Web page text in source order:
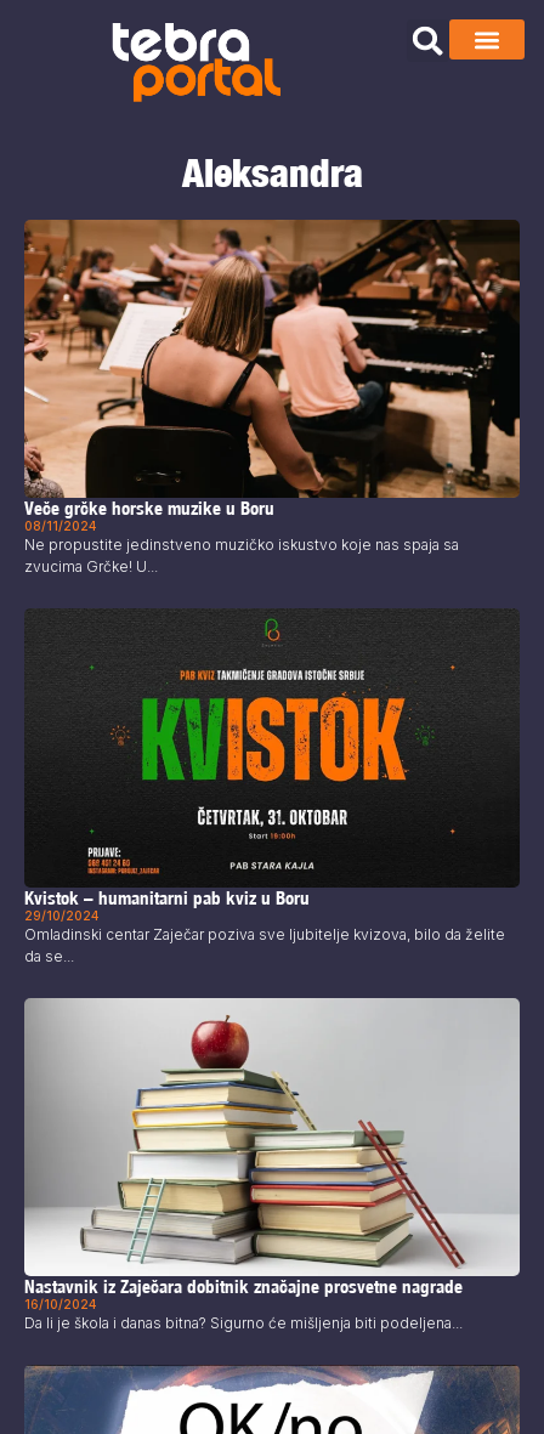
Aleksandra
Veče grčke horske muzike u Boru
08/11/2024
Ne propustite jedinstveno muzičko iskustvo koje nas spaja sa
zvucima Grčke! U...
Kvistok – humanitarni pab kviz u Boru
29/10/2024
Omladinski centar Zaječar poziva sve ljubitelje kvizova, bilo da želite
da se...
Nastavnik iz Zaječara dobitnik značajne prosvetne nagrade
16/10/2024
Da li je škola i danas bitna? Sigurno će mišljenja biti podeljena...